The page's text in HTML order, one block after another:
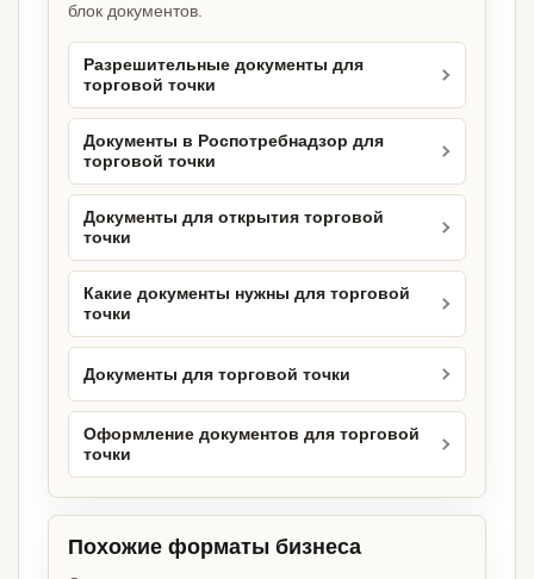
блок документов.
Разрешительные документы для
торговой точки
Документы в Роспотребнадзор для
торговой точки
Документы для открытия торговой
точки
Какие документы нужны для торговой
точки
Документы для торговой точки
Оформление документов для торговой
точки
Похожие форматы бизнеса